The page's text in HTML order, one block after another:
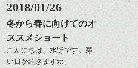
ひきつづきミニマムヘア
で、
今回はマッシュ(っぽい!)
ショートカットの話。
2018/01/26
冬から春に向けてのオ
ススメショート
こんにちは、水野です。寒
い日が続きますね。